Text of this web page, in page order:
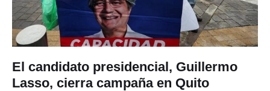
El candidato presidencial, Guillermo
Lasso, cierra campaña en Quito